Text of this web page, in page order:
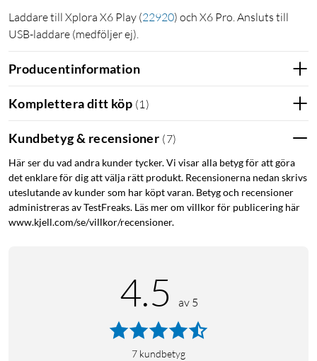
Laddare till Xplora X6 Play (22920) och X6 Pro. Ansluts till
USB-laddare (medföljer ej).
Producentinformation
Komplettera ditt köp (1 )
Kundbetyg & recensioner (7)
Här ser du vad andra kunder tycker. Vi visar alla betyg för att göra
det enklare för dig att välja rätt produkt. Recensionerna nedan skrivs
uteslutande av kunder som har köpt varan. Betyg och recensioner
administreras av TestFreaks. Läs mer om villkor för publicering här
www.kjell.com/se/villkor/recensioner.
4.5 av 5
7 kundbetyg